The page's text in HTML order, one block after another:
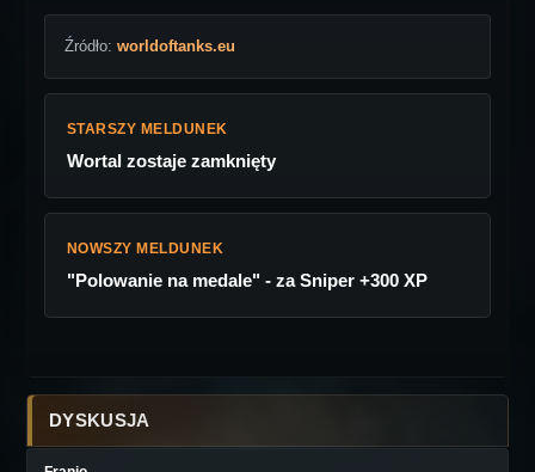
Źródło: worldoftanks.eu
STARSZY MELDUNEK
Wortal zostaje zamknięty
NOWSZY MELDUNEK
"Polowanie na medale" - za Sniper +300 XP
DYSKUSJA